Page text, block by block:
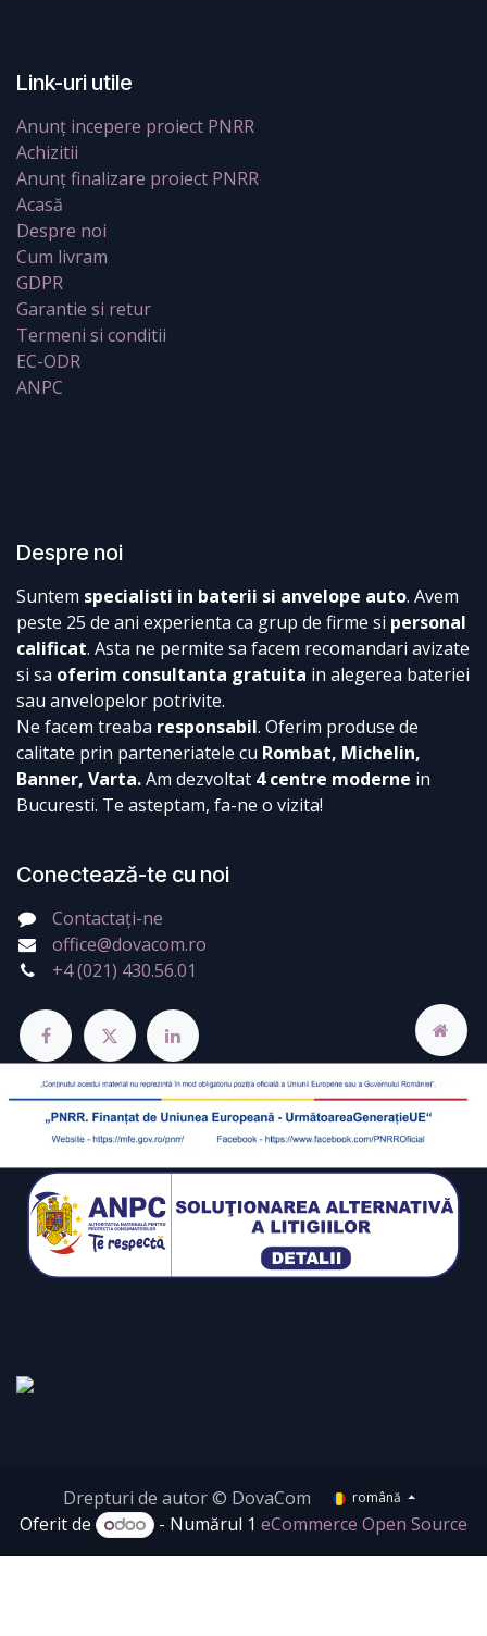
Link-uri utile
Anunț incepere proiect PNRR
Achizitii
Anunț finalizare proiect PNRR
Acasă
Despre noi
Cum livram
GDPR
Garantie si retur
Termeni si conditii
EC-ODR
ANPC
Despre noi
Suntem specialisti in baterii si anvelope auto. Avem
peste 25 de ani experienta ca grup de firme si personal
calificat. Asta ne permite sa facem recomandari avizate
si sa oferim consultanta gratuita in alegerea bateriei
sau anvelopelor potrivite.
Ne facem treaba responsabil. Oferim produse de
calitate prin parteneriatele cu Rombat, Michelin,
Banner, Varta.Am dezvoltat 4 centre moderne in
Bucuresti. Te asteptam, fa-ne o vizita!
Conectează-te cu noi
Contactați-ne
office@dovacom.ro
+4 (021) 430.56.01
Drepturi de autor © DovaCom română
Oferit de - Numărul 1eCommerce Open Source